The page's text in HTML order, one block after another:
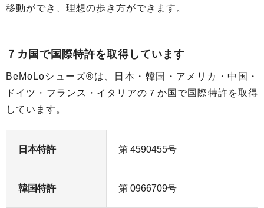
移動ができ、理想の歩き方ができます。
７カ国で国際特許を取得しています
BeMoLoシューズ®は、日本・韓国・アメリカ・中国・
ドイツ・フランス・イタリアの７か国で国際特許を取得
しています。
日本特許 第 4590455号
韓国特許 第 0966709号